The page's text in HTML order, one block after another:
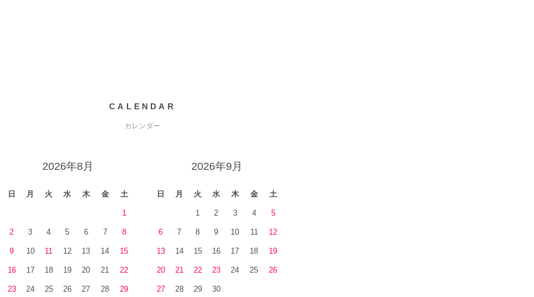
CALENDAR
カレンダー
2026年8月
日 月 火 水 木 金 土
1
2 3 4 5 6 7 8
9 10 11 12 13 14 15
16 17 18 19 20 21 22
23 24 25 26 27 28 29
2026年9月
日 月 火 水 木 金 土
1 2 3 4 5
6 7 8 9 10 11 12
13 14 15 16 17 18 19
20 21 22 23 24 25 26
27 28 29 30